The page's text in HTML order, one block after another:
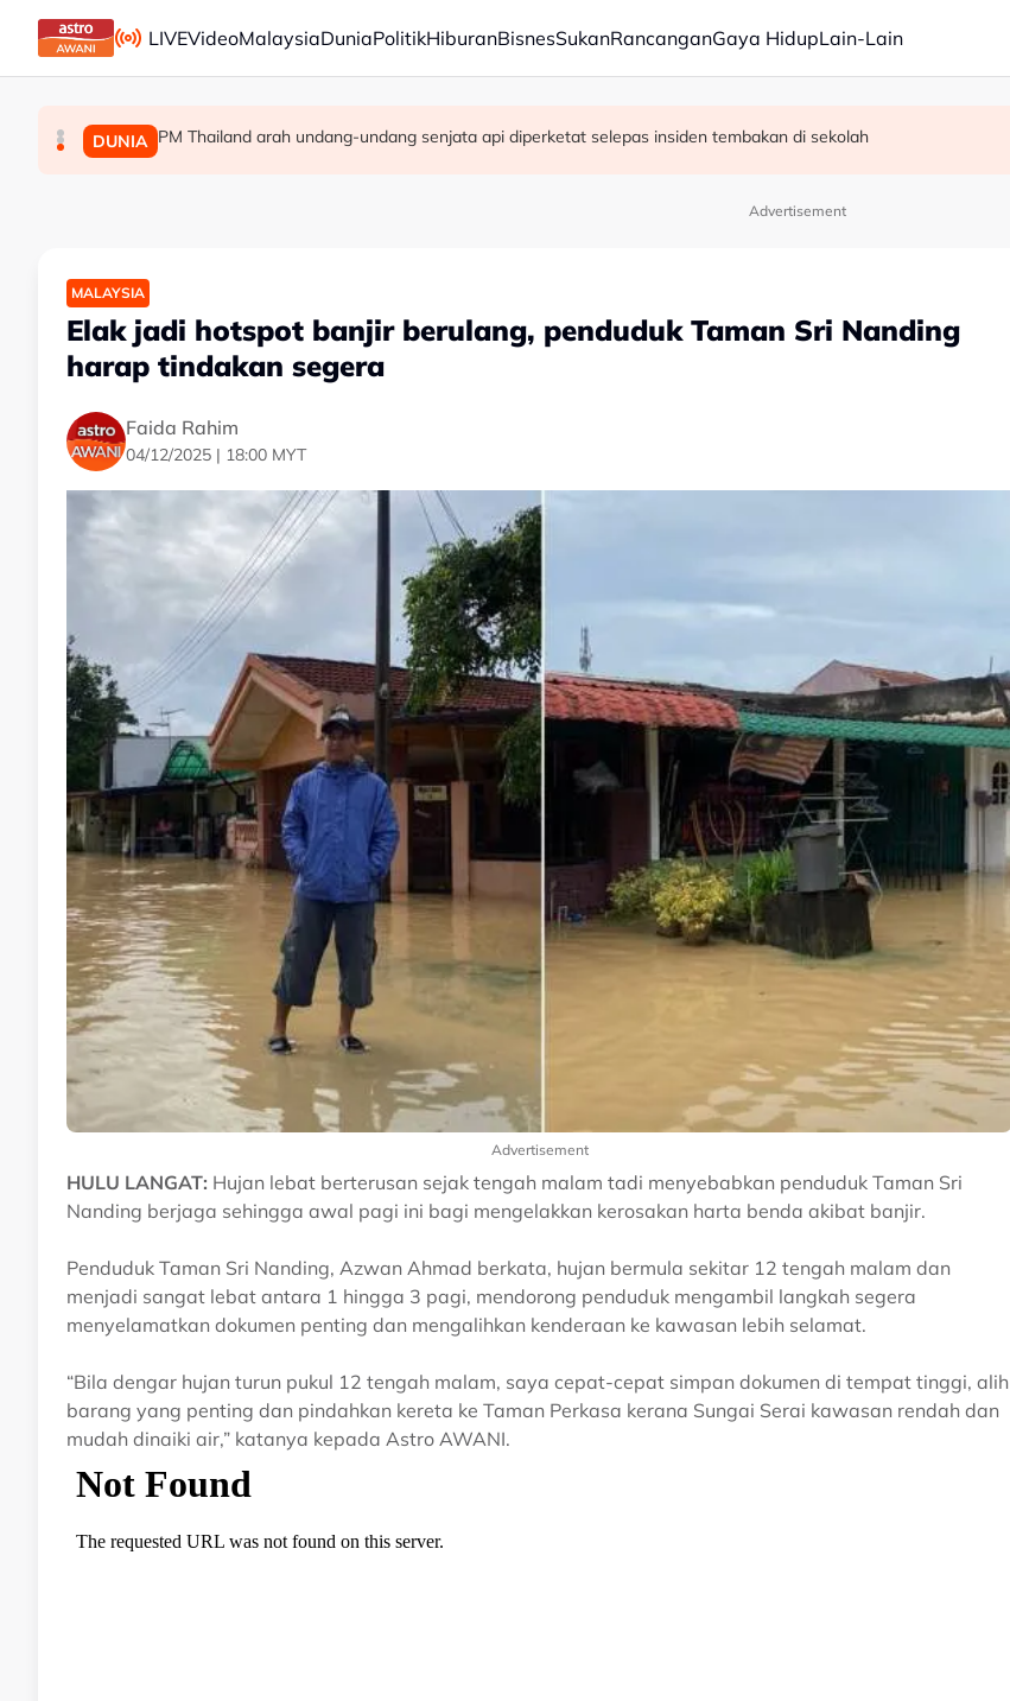
Skip to main content
LIVEVideoMalaysiaDuniaPolitikHiburanBisnesSukanRancanganGaya HidupLain-Lain
MALAYSIA Berita tempatan pilihan sepanjang hari ini
MALAYSIA Pengacara, ahli perniagaan ditahan bantu siasatan audio siar sentuh isu sensitiviti agama
DUNIA PM Thailand arah undang-undang senjata api diperketat selepas insiden tembakan di sekolah
Advertisement
MALAYSIA
Elak jadi hotspot banjir berulang, penduduk Taman Sri Nanding
harap tindakan segera
Faida Rahim
04/12/2025 | 18:00 MYT
Advertisement
HULU LANGAT: Hujan lebat berterusan sejak tengah malam tadi menyebabkan penduduk Taman Sri
Nanding berjaga sehingga awal pagi ini bagi mengelakkan kerosakan harta benda akibat banjir.
Penduduk Taman Sri Nanding, Azwan Ahmad berkata, hujan bermula sekitar 12 tengah malam dan
menjadi sangat lebat antara 1 hingga 3 pagi, mendorong penduduk mengambil langkah segera
menyelamatkan dokumen penting dan mengalihkan kenderaan ke kawasan lebih selamat.
“Bila dengar hujan turun pukul 12 tengah malam, saya cepat-cepat simpan dokumen di tempat tinggi, alih
barang yang penting dan pindahkan kereta ke Taman Perkasa kerana Sungai Serai kawasan rendah dan
mudah dinaiki air,” katanya kepada Astro AWANI.